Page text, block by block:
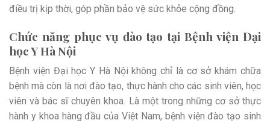
điều trị kịp thời, góp phần bảo vệ sức khỏe cộng đồng.
Chức năng phục vụ đào tạo tại Bệnh viện Đại
học Y Hà Nội
Bệnh viện Đại học Y Hà Nội không chỉ là cơ sở khám chữa
bệnh mà còn là nơi đào tạo, thực hành cho các sinh viên, học
viên và bác sĩ chuyên khoa. Là một trong những cơ sở thực
hành y khoa hàng đầu của Việt Nam, bệnh viện đào tạo sinh